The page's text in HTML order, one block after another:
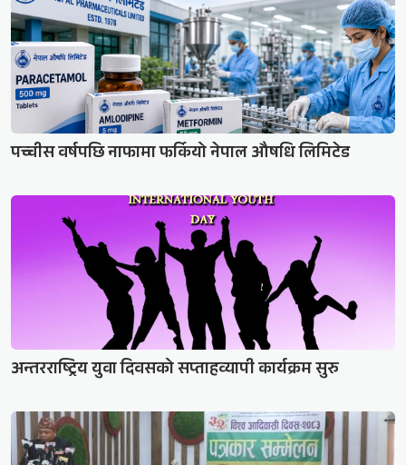
पच्चीस वर्षपछि नाफामा फर्कियो नेपाल औषधि लिमिटेड
अन्तरराष्ट्रिय युवा दिवसको सप्ताहव्यापी कार्यक्रम सुरु